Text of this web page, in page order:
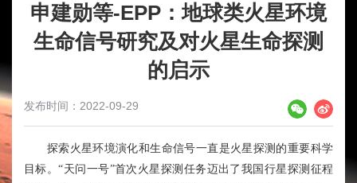
申建勋等-EPP：地球类火星环境
生命信号研究及对火星生命探测
的启示
发布时间：2022-09-29
探索火星环境演化和生命信号一直是火星探测的重要科学
目标。“天问一号”首次火星探测任务迈出了我国行星探测征程